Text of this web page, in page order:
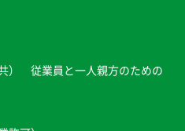
） 従業員と一人親方のための